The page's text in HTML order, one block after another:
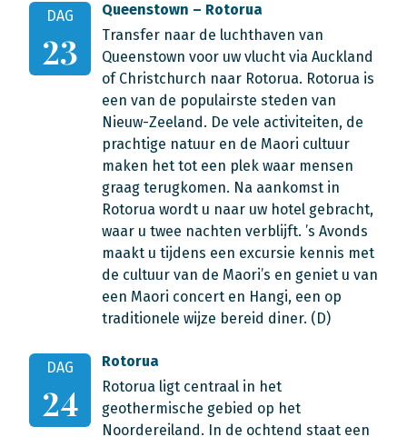
DAG
23
Queenstown – Rotorua
Transfer naar de luchthaven van
Queenstown voor uw vlucht via Auckland
of Christchurch naar Rotorua. Rotorua is
een van de populairste steden van
Nieuw-Zeeland. De vele activiteiten, de
prachtige natuur en de Maori cultuur
maken het tot een plek waar mensen
graag terugkomen. Na aankomst in
Rotorua wordt u naar uw hotel gebracht,
waar u twee nachten verblijft. ’s Avonds
maakt u tijdens een excursie kennis met
de cultuur van de Maori’s en geniet u van
een Maori concert en Hangi, een op
traditionele wijze bereid diner. (D)
DAG
24
Rotorua
Rotorua ligt centraal in het
geothermische gebied op het
Noordereiland. In de ochtend staat een